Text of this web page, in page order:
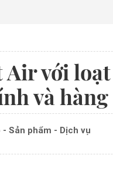
với
và
- Sản phẩm - Dịch vụ